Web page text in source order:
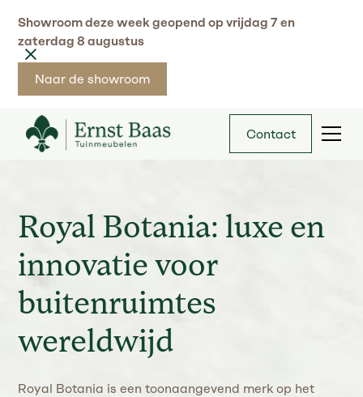
Showroom deze week geopend op vrijdag 7 en
zaterdag 8 augustus
Naar de showroom
Contact
Royal Botania: luxe en
innovatie voor
buitenruimtes
wereldwijd
Royal Botania is een toonaangevend merk op het